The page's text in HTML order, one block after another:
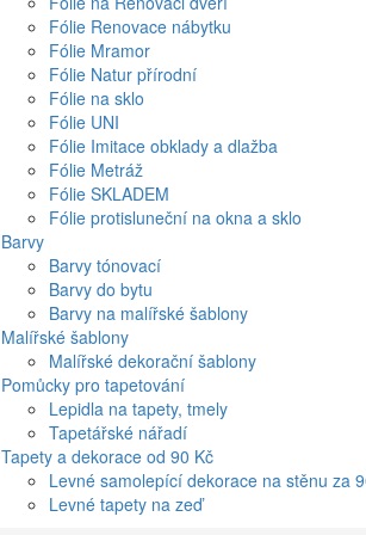
Fólie Renovace nábytku
Fólie Mramor
Fólie Natur přírodní
Fólie na sklo
Fólie UNI
Fólie Imitace obklady a dlažba
Fólie Metráž
Fólie SKLADEM
Fólie protisluneční na okna a sklo
Barvy
Barvy tónovací
Barvy do bytu
Barvy na malířské šablony
Malířské šablony
Malířské dekorační šablony
Pomůcky pro tapetování
Lepidla na tapety, tmely
Tapetářské nářadí
Tapety a dekorace od 90 Kč
Levné samolepící dekorace na stěnu za
Levné tapety na zeď